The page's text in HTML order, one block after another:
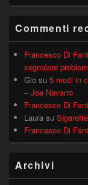
Commenti
Francesco Di Fant
segnalare
Gio su 5 modi in
– Joe Navarro
Francesco Di Fant
Laura su
Francesco Di Fant
Archivi